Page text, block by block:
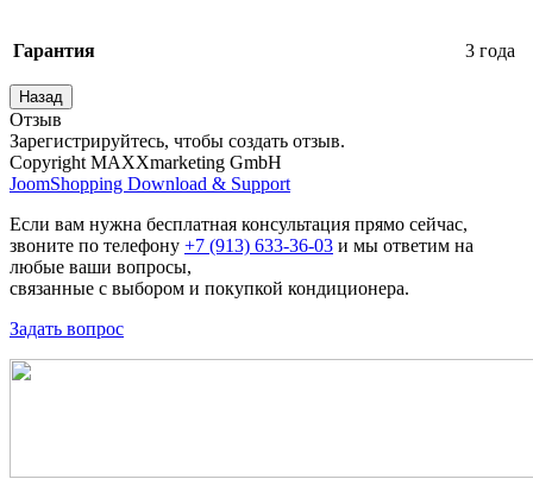
Гарантия 3 года
Отзыв
Зарегистрируйтесь, чтобы создать отзыв.
Copyright MAXXmarketing GmbH
JoomShopping Download & Support
Если вам нужна бесплатная консультация прямо сейчас,
звоните по телефону +7 (913) 633-36-03 и мы ответим на
любые ваши вопросы,
связанные с выбором и покупкой кондиционера.
Задать вопрос